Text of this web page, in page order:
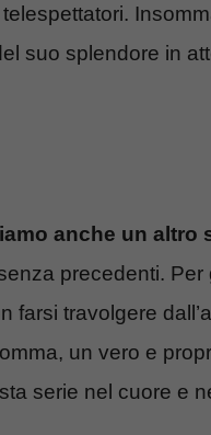
suo splendore in
anche un altro
precedenti. Per
farsi travolgere
un vero e
serie nel cuore e